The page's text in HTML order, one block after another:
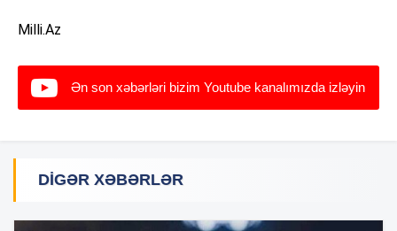
Milli.Az
Ən son xəbərləri bizim Youtube kanalımızda izləyin
DIGƏR XƏBƏRLƏR